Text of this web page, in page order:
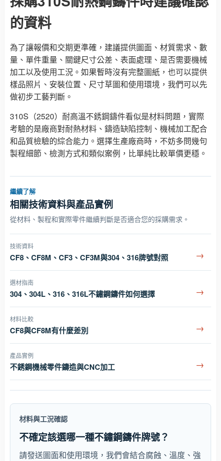
的資料
為了讓報價和交期更準確，建議提供圖面、材質需求、數
量、單件重量、關鍵尺寸公差、表面處理、是否需要機械
加工以及使用工況。如果暫時沒有完整圖紙，也可以提供
樣品照片、安裝位置、尺寸草圖和使用環境，我們可以先
做初步工藝判斷。
310S（2520）耐高溫不銹鋼鑄件看似是材料問題，實際
考驗的是廠商對耐熱材料、鑄造缺陷控制、機械加工配合
和品質檢驗的綜合能力。選擇生產廠商時，不妨多問幾句
製程細節、檢測方式和類似案例，比單純比較單價更穩。
繼續了解
相關技術資料與產品實例
從材料、製程和實際零件繼續判斷是否適合您的採購需求。
技術資料
CF8、CF8M、CF3、CF3M與304、316牌號對照 →
選材指南
304、304L、316、316L不鏽鋼鑄件如何選擇 →
材料比較
CF8與CF8M有什麼差別 →
產品實例
不銹鋼機械零件鑄造與CNC加工 →
材料與工況確認
不確定該選哪一種不鏽鋼鑄件牌號？
請發送圖面和使用環境，我們會結合腐蝕、溫度、強